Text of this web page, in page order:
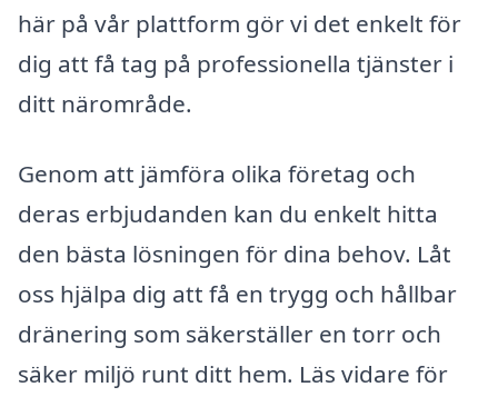
här på vår plattform gör vi det enkelt för
dig att få tag på professionella tjänster i
ditt närområde.
Genom att jämföra olika företag och
deras erbjudanden kan du enkelt hitta
den bästa lösningen för dina behov. Låt
oss hjälpa dig att få en trygg och hållbar
dränering som säkerställer en torr och
säker miljö runt ditt hem. Läs vidare för